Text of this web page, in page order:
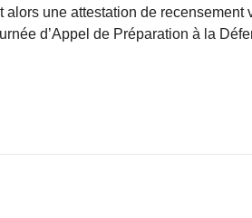
une attestation de recensement
d’Appel de Préparation à la